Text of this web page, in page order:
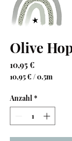
Olive
10,95 €Preis
10,95 €/0.5m
pro
0.5
Anzahl *